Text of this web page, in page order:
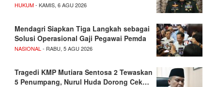
HUKUM- KAMIS, 6 AGU 2026
Mendagri Siapkan Tiga Langkah sebagai
Solusi Operasional Gaji Pegawai Pemda
NASIONAL - RABU, 5 AGU 2026
Tragedi KMP Mutiara Sentosa 2 Tewaskan
5 Penumpang, Nurul Huda Dorong Cek…